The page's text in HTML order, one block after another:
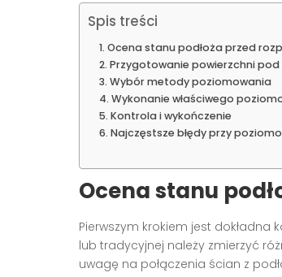
Spis treści
Ocena stanu podłoża przed
Przygotowanie powierzchni pod
Wybór metody poziomowania
Wykonanie właściwego
Kontrola i wykończenie
Najczęstsze błędy przy
Ocena stanu
Pierwszym krokiem jest
lub tradycyjnej należy zmierzyć
uwagę na połączenia ścian z